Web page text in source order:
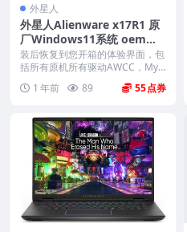
外星人
外星人Alienware x17R1 原
厂Windows11系统 oem系
统 带F12 SupportAssist OS
Recovery恢复
装后恢复到您开箱的体验界面，包
括所有原机所有驱动AWCC，Myd
1 年前 89 55